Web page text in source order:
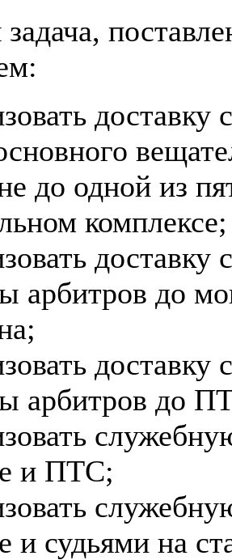
доставку
до одной из
комплексе;
доставку
арбитров до
доставку
арбитров до
и ПТС;
и судьями на